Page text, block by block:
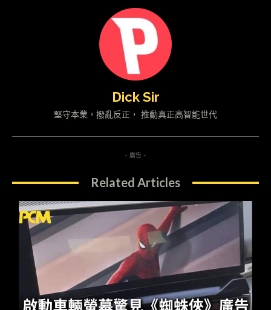
Dick Sir
堅守本業，撥亂反正， 推動真正高智能世代
- 廣告 -
Related Articles